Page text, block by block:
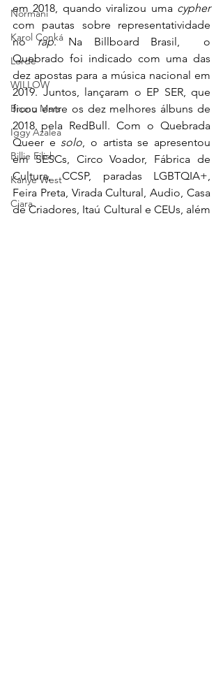
Normani
Karol Conká
Lorde
WILLOW
Bruno Mars
Iggy Azalea
Billie Eilish
Kanye West
Ciara
em 2018, quando viralizou uma
cypher
com pautas sobre representatividade
no rap. Na Billboard Brasil,  o
Quebrado foi indicado com uma das
dez apostas para a música nacional em
2019. Juntos, lançaram o EP SER, que
ficou entre os dez melhores álbuns de
2018 pela RedBull. Com o Quebrada
Queer e solo , o artista se apresentou
em SESCs, Circo Voador, Fábrica de
Cultura, CCSP, paradas LGBTQIA+,
Feira Preta, Virada Cultural, Audio, Casa
de Criadores, Itaú Cultural e CEUs, além